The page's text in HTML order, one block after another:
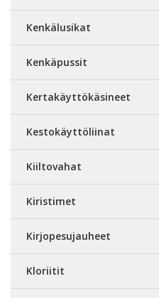
Kenkälusikat
Kenkäpussit
Kertakäyttökäsineet
Kestokäyttöliinat
Kiiltovahat
Kiristimet
Kirjopesujauheet
Kloriitit